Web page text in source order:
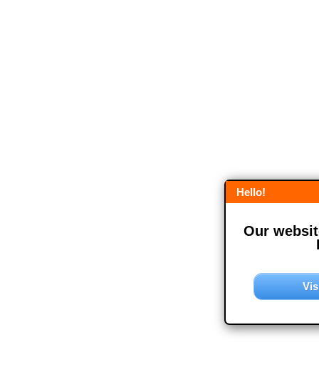
Hello!
Our